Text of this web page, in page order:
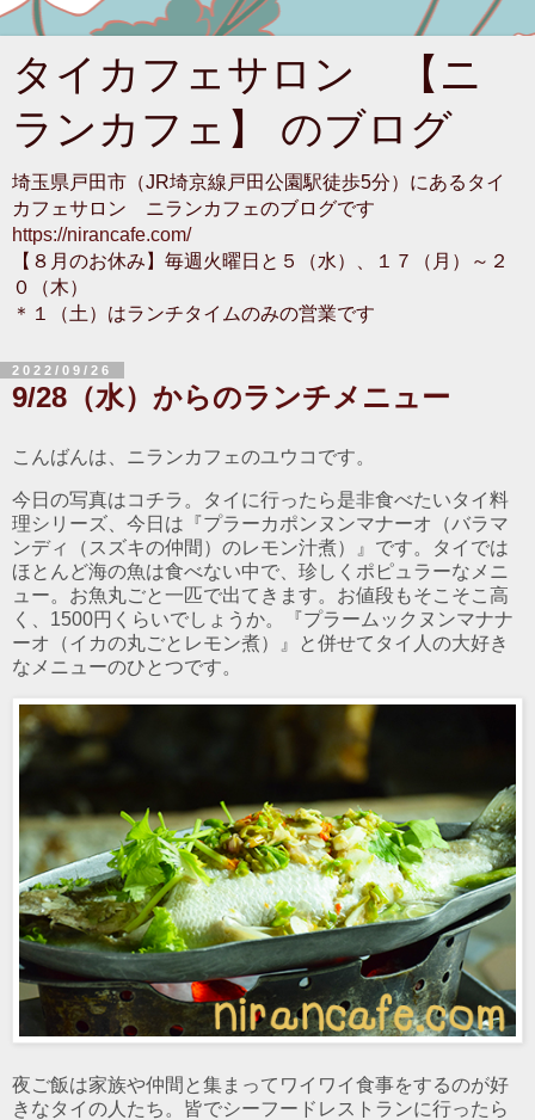
タイカフェサロン 【ニ
ランカフェ】 のブログ
埼玉県戸田市（JR埼京線戸田公園駅徒歩5分）にあるタイ
カフェサロン ニランカフェのブログです
https://nirancafe.com/
【８月のお休み】毎週火曜日と５（水）、１７（月）～２
０（木）
＊１（土）はランチタイムのみの営業です
2022/09/26
9/28（水）からのランチメニュー
こんばんは、ニランカフェのユウコです。
今日の写真はコチラ。タイに行ったら是非食べたいタイ料
理シリーズ、今日は『プラーカポンヌンマナーオ（バラマ
ンディ（スズキの仲間）のレモン汁煮）』です。タイでは
ほとんど海の魚は食べない中で、珍しくポピュラーなメニ
ュー。お魚丸ごと一匹で出てきます。お値段もそこそこ高
く、1500円くらいでしょうか。『プラームックヌンマナナ
ーオ（イカの丸ごとレモン煮）』と併せてタイ人の大好き
なメニューのひとつです。
夜ご飯は家族や仲間と集まってワイワイ食事をするのが好
きなタイの人たち。皆でシーフードレストランに行ったら